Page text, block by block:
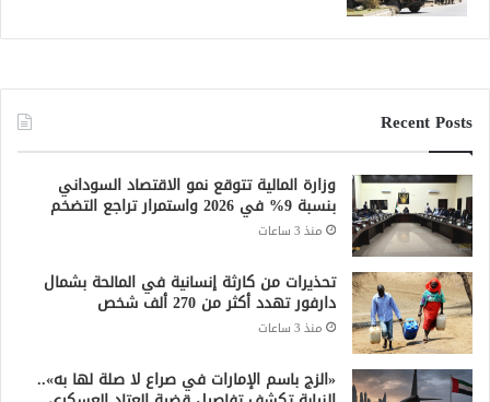
Recent Posts
وزارة المالية تتوقع نمو الاقتصاد السوداني
بنسبة 9% في 2026 واستمرار تراجع التضخم
منذ 3 ساعات
تحذيرات من كارثة إنسانية في المالحة بشمال
دارفور تهدد أكثر من 270 ألف شخص
منذ 3 ساعات
«الزج باسم الإمارات في صراع لا صلة لها به»..